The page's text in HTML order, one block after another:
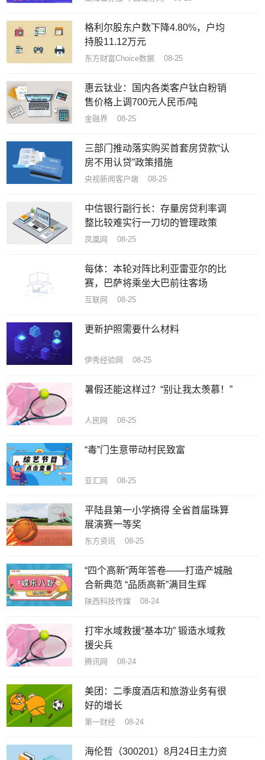
格利尔股东户数下降4.80%，户均
持股11.12万元
东方财富Choice数据 08-25
​惠云钛业：国内各类客户钛白粉销
售价格上调700元人民币/吨
金融界 08-25
三部门推动落实购买首套房贷款“认
房不用认贷”政策措施
央视新闻客户端 08-25
中信银行副行长：存量房贷利率调
整比较难实行一刀切的管理政策
凤凰网 08-25
每体：本轮对阵比利亚雷亚尔的比
赛，巴萨将乘坐大巴前往客场
互联网 08-25
更新护照需要什么材料
伊秀经验网 08-25
暑假还能这样过？“别让我太羡慕！”
人民网 08-25
“毒”门生意带动村民致富
亚汇网 08-25
平陆县第一小学摘得 全省首届珠算
展演赛一等奖
东方资讯 08-25
“四个高新”两年答卷——打造产城融
合新典范 “品质高新”满目生辉
陕西科技传媒 08-24
打牢水域救援“基本功” 锻造水域救
援尖兵
腾讯网 08-24
美团：二季度酒店和旅游业务有很
好的增长
第一财经 08-24
海伦哲（300201）8月24日主力资